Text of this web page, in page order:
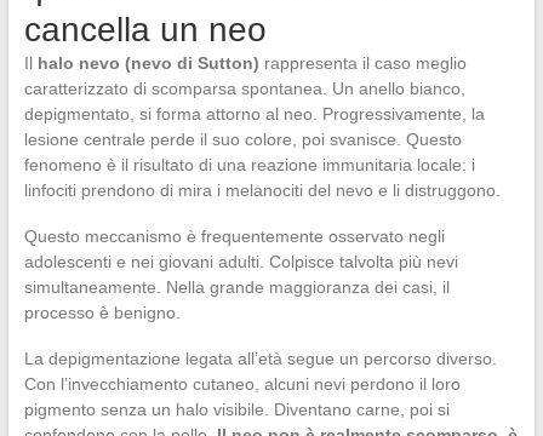
cancella un neo
Il halo nevo (nevo di Sutton) rappresenta il caso meglio
caratterizzato di scomparsa spontanea. Un anello bianco,
depigmentato, si forma attorno al neo. Progressivamente, la
lesione centrale perde il suo colore, poi svanisce. Questo
fenomeno è il risultato di una reazione immunitaria locale: i
linfociti prendono di mira i melanociti del nevo e li distruggono.
Questo meccanismo è frequentemente osservato negli
adolescenti e nei giovani adulti. Colpisce talvolta più nevi
simultaneamente. Nella grande maggioranza dei casi, il
processo è benigno.
La depigmentazione legata all’età segue un percorso diverso.
Con l’invecchiamento cutaneo, alcuni nevi perdono il loro
pigmento senza un halo visibile. Diventano carne, poi si